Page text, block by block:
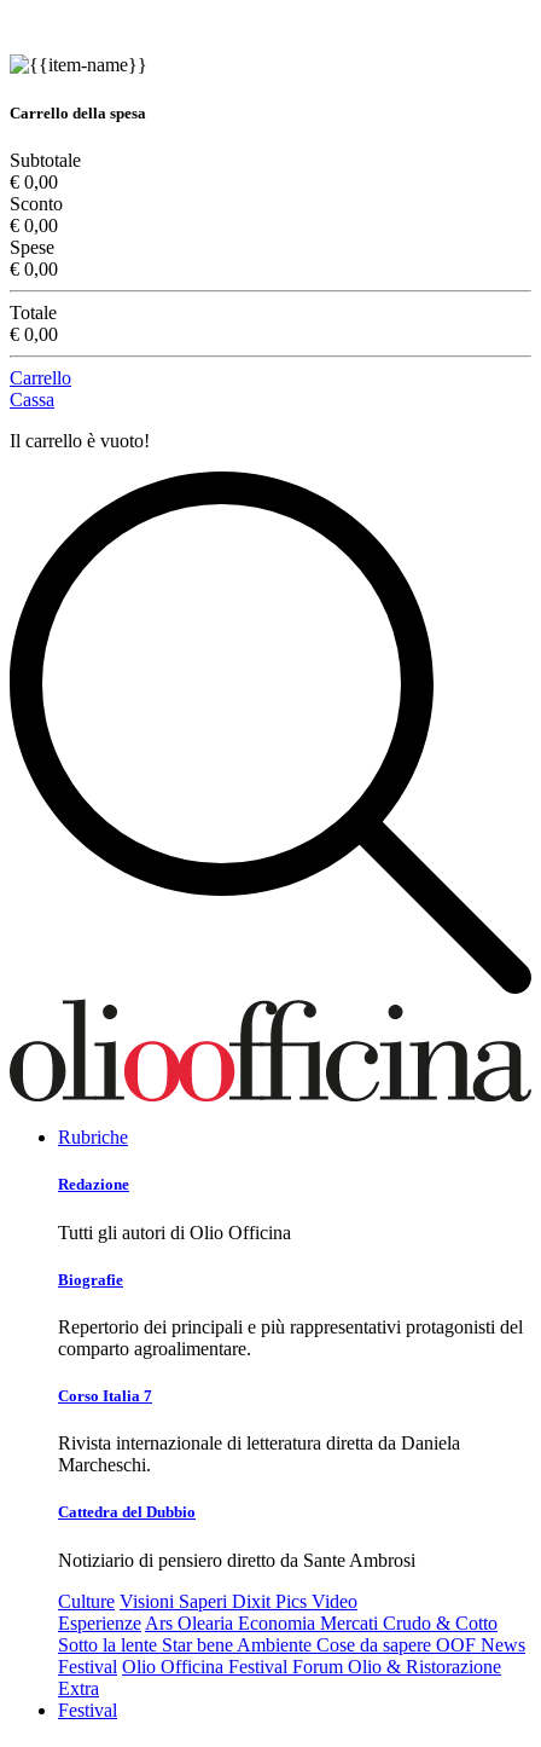
Carrello della spesa
Subtotale
€ 0,00
Sconto
€ 0,00
Spese
€ 0,00
Totale
€ 0,00
Carrello
Cassa
Il carrello è vuoto!
Rubriche
Redazione
Tutti gli autori di Olio Officina
Biografie
Repertorio dei principali e più rappresentativi protagonisti del
comparto agroalimentare.
Corso Italia 7
Rivista internazionale di letteratura diretta da Daniela
Marcheschi.
Cattedra del Dubbio
Notiziario di pensiero diretto da Sante Ambrosi
Culture Visioni Saperi Dixit Pics Video
Esperienze Ars Olearia Economia Mercati Crudo & Cotto
Sotto la lente Star bene Ambiente Cose da sapere OOF News
Festival Olio Officina Festival Forum Olio & Ristorazione
Extra
Festival